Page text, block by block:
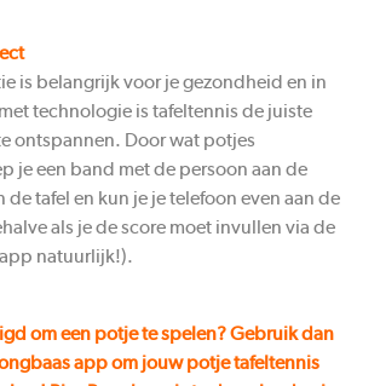
is belangrijk voor je gezondheid en in
technologie is tafeltennis de juiste
ontspannen. Door wat potjes
je een band met de persoon aan de
de tafel en kun je je telefoon even aan de
als je de score moet invullen via de
natuurlijk!).
om een potje te spelen? Gebruik dan
app om jouw potje tafeltennis